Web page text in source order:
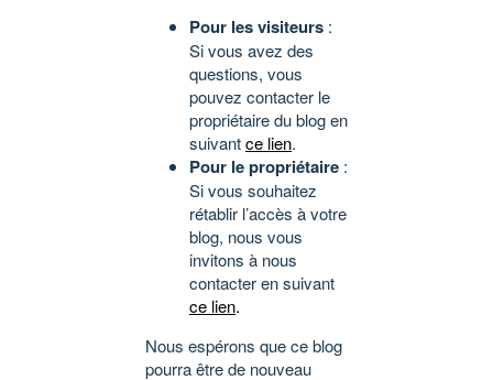
Pour les visiteurs :
Si vous avez des
questions, vous
pouvez contacter le
propriétaire du blog en
suivantce lien.
Pour le propriétaire :
Si vous souhaitez
rétablir l’accès à votre
blog, nous vous
invitons à nous
contacter en suivant
ce lien.
Nous espérons que ce blog
pourra être de nouveau